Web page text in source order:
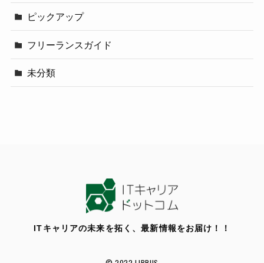
ピックアップ
フリーランスガイド
未分類
ITキャリアの未来を拓く、最新情報をお届け！！